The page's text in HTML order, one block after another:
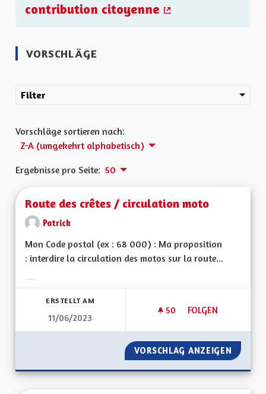
contribution citoyenne
VORSCHLÄGE
Filter
Vorschläge sortieren nach:
Z-A (umgekehrt alphabetisch)
Ergebnisse pro Seite: 50
Route des crêtes / circulation moto
Patrick
Mon Code postal (ex : 68 000) : Ma proposition
: interdire la circulation des motos sur la route...
ERSTELLT AM
11/06/2023
50 50 FOLLOWER
FOLGEN
ROUTE DES
VORSCHLAG ANZEIGEN